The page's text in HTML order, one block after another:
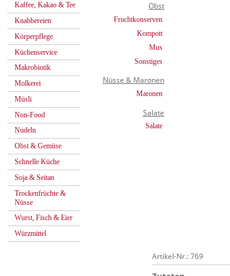
Kaffee, Kakao & Tee
Knabbereien
Körperpflege
Küchenservice
Makrobiotik
Molkerei
Müsli
Non-Food
Nudeln
Obst & Gemüse
Schnelle Küche
Soja & Seitan
Trockenfrüchte &
Nüsse
Wurst, Fisch & Eier
Würzmittel
Obst
Fruchtkonserven
Kompott
Mus
Sonstiges
Nüsse & Maronen
Maronen
Salate
Salate
Artikel-Nr.: 769